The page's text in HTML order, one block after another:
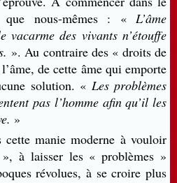
que nous-mêmes : « L’âme
vacarme des vivants n’étouffe
». Au contraire des « droits de
de cette âme qui emporte
solution. « Les problèmes
pas l’homme afin qu’il les
»
manie moderne à vouloir
à laisser les « problèmes »
révolues, à se croire plus